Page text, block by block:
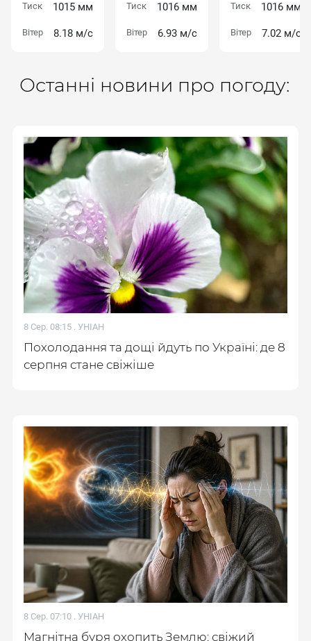
Тиск 1015 мм
Вітер 8.18 м/с
Тиск 1016 мм
Вітер 6.93 м/с
Тиск 1016 мм
Вітер 7.02 м/с
Останні новини про погоду:
8 Сер. 08:15 . УНІАН
Похолодання та дощі йдуть по Україні: де 8
серпня стане свіжіше
8 Сер. 07:10 . УНІАН
Магнітна буря охопить Землю: свіжий